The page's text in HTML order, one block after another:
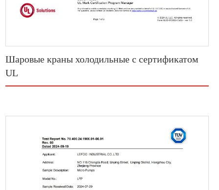
Шаровые краны холодильные с сертификатом
UL